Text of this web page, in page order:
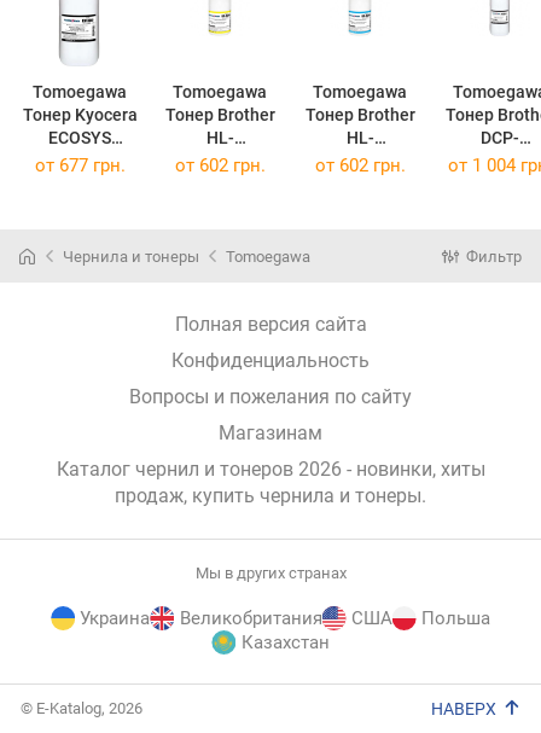
Tomoegawa
Тонер Kyocera
ECOSYS
M3040/M3540/
Tomoegawa
Тонер Brother
HL-
4070/L8260/L8
CBR11V2-Y-75
Tomoegawa
Тонер Brother
HL-
4070/L8260/L8
Тонер
DCP-
L2520/
800
от 677 грн. от 602 грн. от 602 грн. от 1 004
Чернила и тонеры Tomoegawa Фильтр
Полная версия сайта
Конфиденциальность
Вопросы и пожелания по сайту
Магазинам
Каталог чернил и тонеров 2026 - новинки, хиты
продаж, купить чернила и тонеры.
Мы в других странах
Украина Великобритания США
Польша
Казахстан
© E-Katalog, 2026 НАВЕРХ